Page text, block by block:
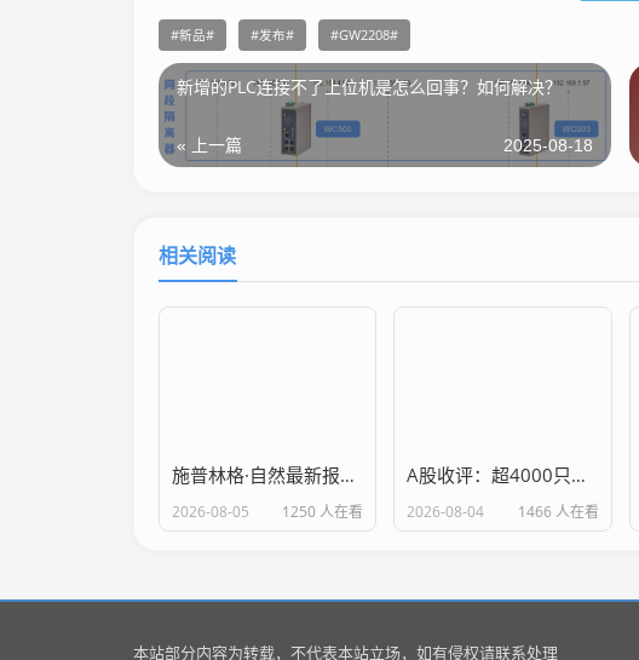
新品 发布 GW2208
新增的PLC连接不了上位机是怎么回事？如何解决？
« 上一篇 2025-08-18
相关阅读
施普林格·自然最新报告：支持全球4400多家机构发表开放获取成果
2026-08-05 1250 人在看
A股收评：超4000只个股飘红，三大指数集体收跌
2026-08-04 1466 人在看
本站部分内容为转载，不代表本站立场，如有侵权请联系处理